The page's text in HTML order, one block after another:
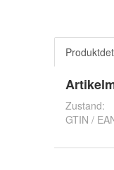
Zustand:
GTIN /